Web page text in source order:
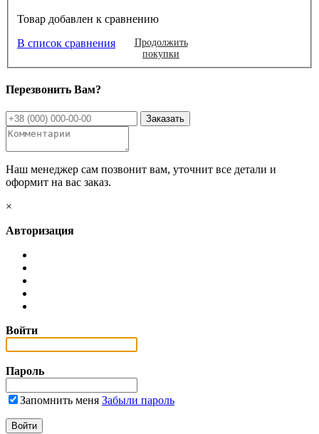
Товар добавлен к сравнению
В список сравнения
Продолжить
покупки
Перезвонить Вам?
Наш менеджер сам позвонит вам, уточнит все детали и
оформит на вас заказ.
×
Авторизация
Войти
Пароль
Запомнить меня Забыли пароль